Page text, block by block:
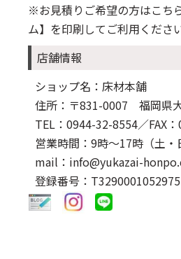
※お見積りご希望の方はこち
ム】 を印刷してご利用くださ
店舗情報
ショップ名：床材本舗
住所：〒831-0007 福岡県
TEL：0944-32-8554／FAX
営業時間：9時～17時（土・
mail：info@yukazai-
登録番号：T3290001052975